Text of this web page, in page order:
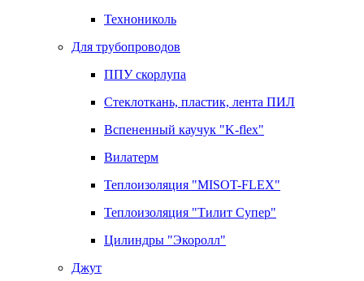
Технониколь
Для трубопроводов
ППУ скорлупа
Стеклоткань, пластик, лента ПИЛ
Вспененный каучук "K-flex"
Вилатерм
Теплоизоляция "MISOT-FLEX"
Теплоизоляция "Тилит Супер"
Цилиндры "Экоролл"
Джут